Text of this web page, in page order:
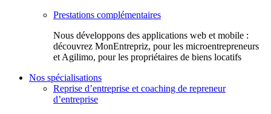
Prestations complémentaires
Nous développons des applications web et mobile :
découvrez MonEntrepriz, pour les microentrepreneurs
et Agilimo, pour les propriétaires de biens locatifs
Nos spécialisations
Reprise d’entreprise et coaching de repreneur
d’entreprise